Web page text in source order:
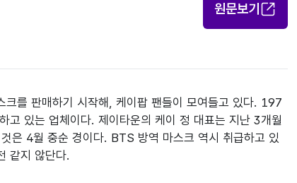
원문보기
를 판매하기 시작해, 케이팝 팬들이 모여들고 있다. 197
고 있는 업체이다. 제이타운의 케이 정 대표는 지난 3개월
은 4월 중순 경이다. BTS 방역 마스크 역시 취급하고 있
같지 않단다.